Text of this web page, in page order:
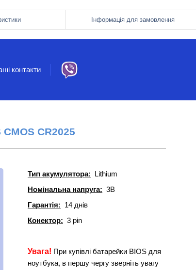
Інформація для замовлення
контакти
CMOS CR2025
Тип акумулятора: Lithium
Номінальна напруга: 3В
Гарантія: 14 днів
Конектор: 3 pin
Увага! При купівлі батарейки BIOS для
ноутбука, в першу чергу зверніть увагу